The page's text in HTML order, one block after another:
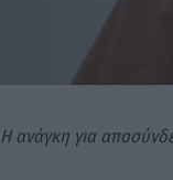
Η ανάγκη για